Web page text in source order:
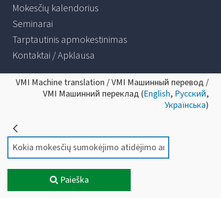
Mokesčių kalendorius
Seminarai
Tarptautinis apmokestinimas
Kontaktai / Apklausa
VMI Machine translation / VMI Машинный перевод /
VMI Машинний переклад (English, Русский,
Українська)
Paieška